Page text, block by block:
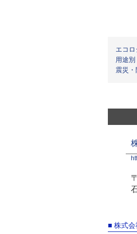
エコ
用途別
震災
■ 株式